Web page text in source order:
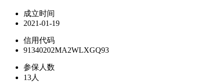
成立时间
2021-01-19
信用代码
91340202MA2WLXGQ93
参保人数
13人